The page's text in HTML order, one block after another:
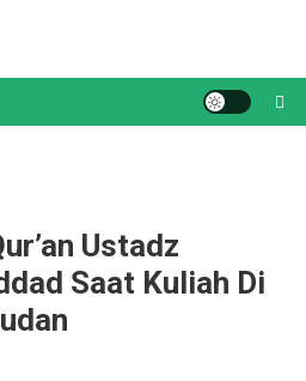
Ustadz
Saat Kuliah Di